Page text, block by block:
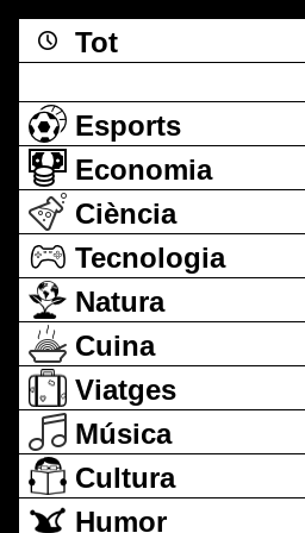
Tot
Esports
Economia
Ciència
Tecnologia
Natura
Cuina
Viatges
Música
Cultura
Humor